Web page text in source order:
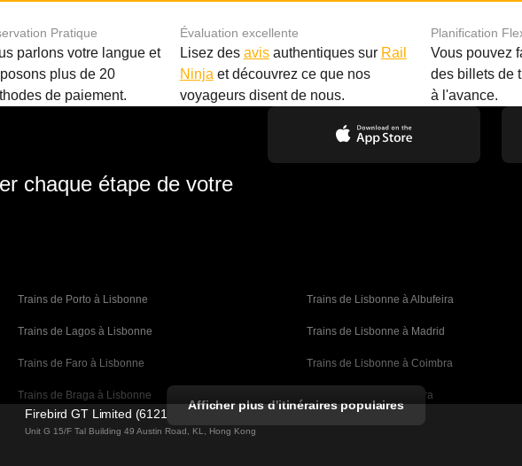
Pratique
parlons votre langue et
plus de 20
de paiement.
Évaluation excellente
Lisez des avisauthentiques sur Rail
Ninja et découvrez ce que nos
voyageurs disent de nous.
Planification
Vous pouvez
des billets de
à l'avance.
chaque étape de votre
Trains de Porto à Lisbonne Trains de Lisbonne à Albufeira
Trains de Lagos à Lisbonne Trains de Lisbonne à Madrid
Trains de Faro à Lisbonne Trains de Lisbonne à Coimbra
Trains de Braga à Lisbonne Trains de Porto à Coimbra
Trains de Madrid à Barcelone
Afficher plus d'itinéraires populaires
Firebird GT Limited (61211989)
Unit G 15/F Tal Building 49 Austin Road, KL, Hong Kong